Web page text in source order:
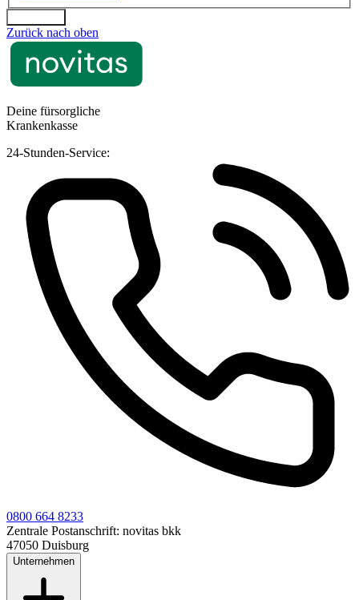
Zurück nach oben
Deine fürsorgliche
Krankenkasse
24-Stunden-Service:
0800 664 8233
Zentrale Postanschrift: novitas bkk
47050 Duisburg
Unternehmen